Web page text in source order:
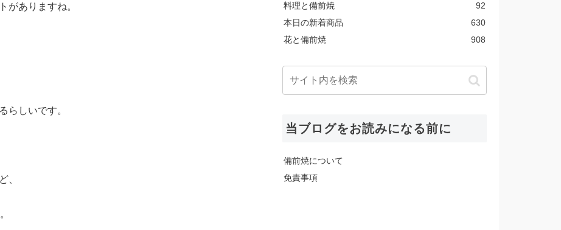
がありますね。
らしいです。
、
料理と備前焼
92
本日の新着商品
630
花と備前焼
908
当ブログをお読みになる前に
備前焼について
免責事項